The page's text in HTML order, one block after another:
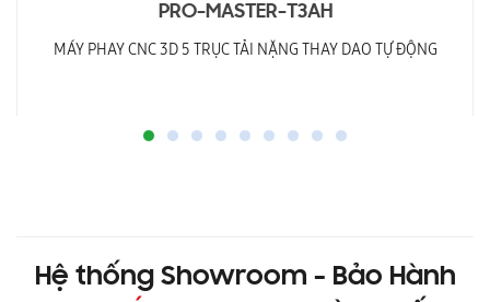
PRO-MASTER-T3AH
MÁY PHAY CNC 3D 5 TRỤC TẢI NẶNG THAY DAO TỰ ĐỘNG
Hệ thống Showroom - Bảo Hành